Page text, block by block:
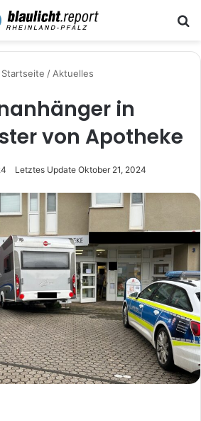
Startseite / Aktuelles
in
von Apotheke
Letztes Update Oktober 21, 2024